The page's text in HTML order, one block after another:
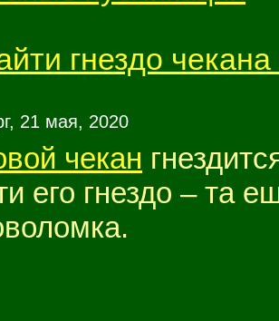
гнездо
21 мая, 2020
чекан
его гнездо – та